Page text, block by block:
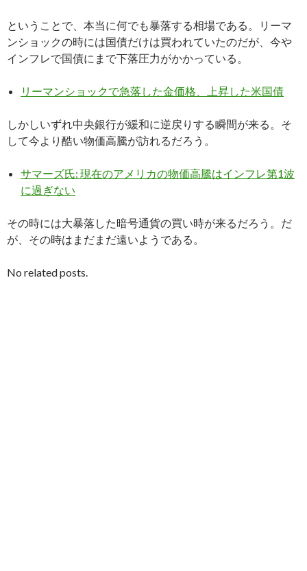
ということで、本当に何でも暴落する相場である。リーマ
ンショックの時には国債だけは買われていたのだが、今や
インフレで国債にまで下落圧力がかかっている。
リーマンショックで急落した金価格、上昇した米国債
しかしいずれ中央銀行が緩和に逆戻りする瞬間が来る。そ
して今より酷い物価高騰が訪れるだろう。
サマーズ氏: 現在のアメリカの物価高騰はインフレ第1波
に過ぎない
その時には大暴落した暗号通貨の買い時が来るだろう。だ
が、その時はまだまだ遠いようである。
No related posts.